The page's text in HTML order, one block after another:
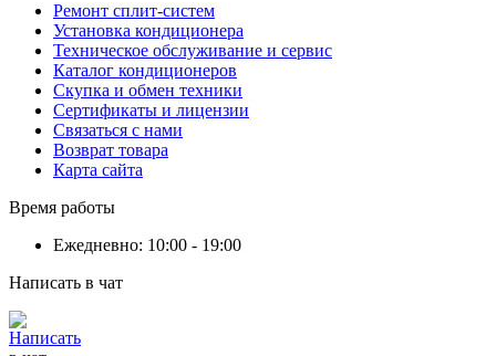
Ремонт сплит-систем
Установка кондиционера
Техническое обслуживание и сервис
Каталог кондиционеров
Скупка и обмен техники
Сертификаты и лицензии
Связаться с нами
Возврат товара
Карта сайта
Время работы
Ежедневно: 10:00 - 19:00
Написать в чат